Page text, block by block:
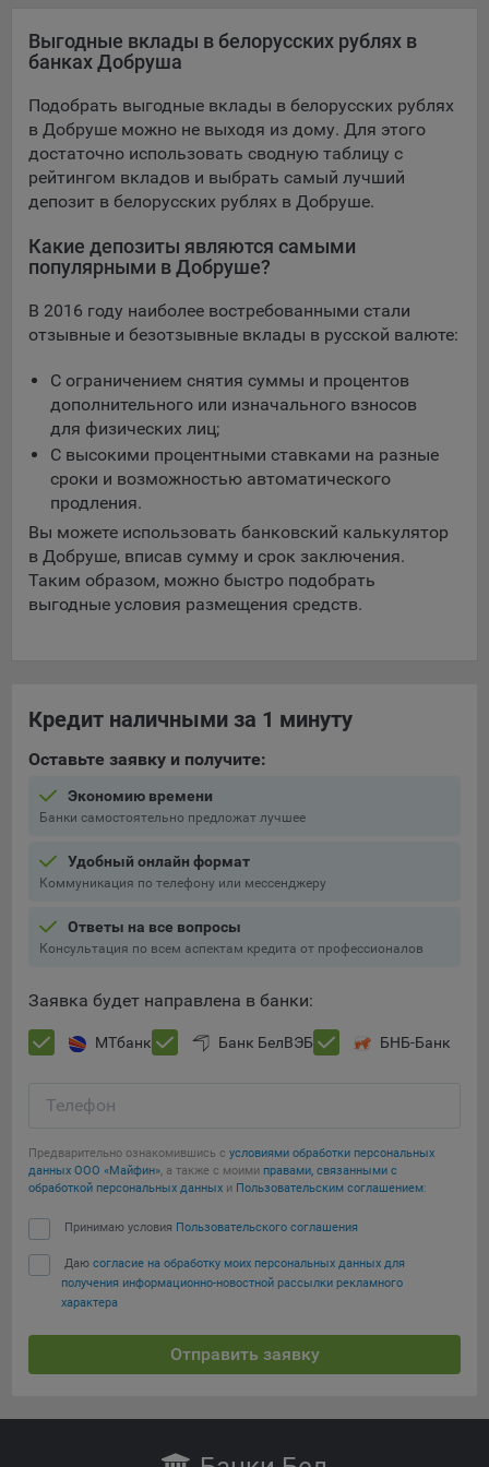
Google Analytics – сервис веб-аналитики,
предоставляемый компанией Google, Inc. Адрес: Google,
Mountain View, CA 94043, USA.Политика
конфиденциальности Google.
Matomo — это система веб-аналитики, которая позволяет
следит за доступностью сервисов, предоставляемых
Дзержинского, д.3Б, пом.44.
рекламу на площадке VK пользователям, которые
посещали сайт.
проспект, д. 39, стр. 79, БЦ «SkyLight».
Технические настройки
Технические настройки хранят технические данные вашего
выбора (например, языкового). Техническая аналитика
используется для обеспечения корректной работы сайта.
Компании, которой мы поручаем обработку данных для
данной цели:
Сервис хранения информации, предоставляемый
Рекламные Cookie
Отключение рекламных cookie-файлы не позволит
принимать меры по совершенствованию работы
Сайта, исходя из предпочтений пользователя, а также
материалов по наиболее актуальному, подходящему
назначению для каждого конкретного пользователя.
Компании, которым мы поручаем обработку данных для
данной цели:
Яндекса рекламная сеть (Yandex Mobile Ads, ADFOX) -
Europe AG, Werftestrasse 4, CH-6005 Luzern, Switzerland.
предоставляемый компанией Google Ireland Ltd, Gordon
House Barrow Street Dublin 4, D04E5W5 Ireland.
Сохранить мои изменения
Сохранить по умолчанию
Выгодные вклады в белорусских рублях в
банках Добруша
Подобрать выгодные вклады в белорусских рублях
в Добруше можно не выходя из дому. Для этого
достаточно использовать сводную таблицу с
рейтингом вкладов и выбрать самый лучший
депозит в белорусских рублях в Добруше.
Какие депозиты являются самыми
популярными в Добруше?
В 2016 году наиболее востребованными стали
отзывные и безотзывные вклады в русской валюте:
С ограничением снятия суммы и процентов
дополнительного или изначального взносов
для физических лиц;
С высокими процентными ставками на разные
сроки и возможностью автоматического
продления.
Вы можете использовать банковский калькулятор
в Добруше, вписав сумму и срок заключения.
Таким образом, можно быстро подобрать
выгодные условия размещения средств.
Кредит наличными за 1 минуту
Оставьте заявку и получите:
Экономию времени
Банки самостоятельно предложат лучшее
Удобный онлайн формат
Коммуникация по телефону или мессенджеру
Ответы на все вопросы
Консультация по всем аспектам кредита от профессионалов
Заявка будет направлена в банки:
МТбанк Банк БелВЭБ БНБ-Банк
Телефон
Предварительно ознакомившись с условиями обработки персональных
данных ООО «Майфин», а также с моими правами, связанными с
обработкой персональных данных и Пользовательским соглашением:
Принимаю условия Пользовательского соглашения
Даю согласие на обработку моих персональных данных для
получения информационно-новостной рассылки рекламного
характера
Отправить заявку